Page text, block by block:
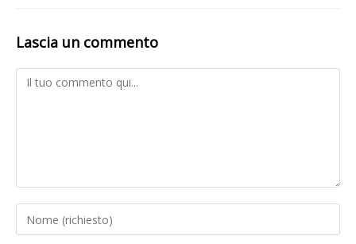
Lascia un commento
Comment
Inserisci
il